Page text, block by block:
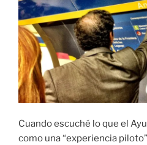
Cuando escuché lo que el
como una “experiencia